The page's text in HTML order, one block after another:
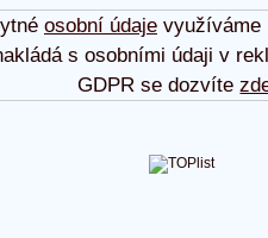
osobní údajevyužíváme
s osobními údaji v
GDPR se dozvíte